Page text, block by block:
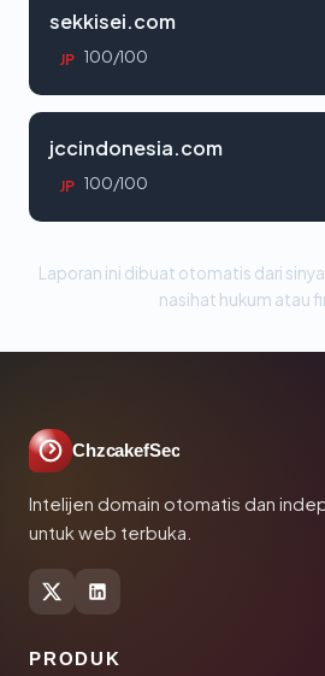
sekkisei.com
JP 100/100
jccindonesia.com
JP 100/100
Laporan ini dibuat otomatis dari
nasihat hukum atau
ChzcakefSec
Intelijen domain otomatis dan
untuk web terbuka.
PRODUK